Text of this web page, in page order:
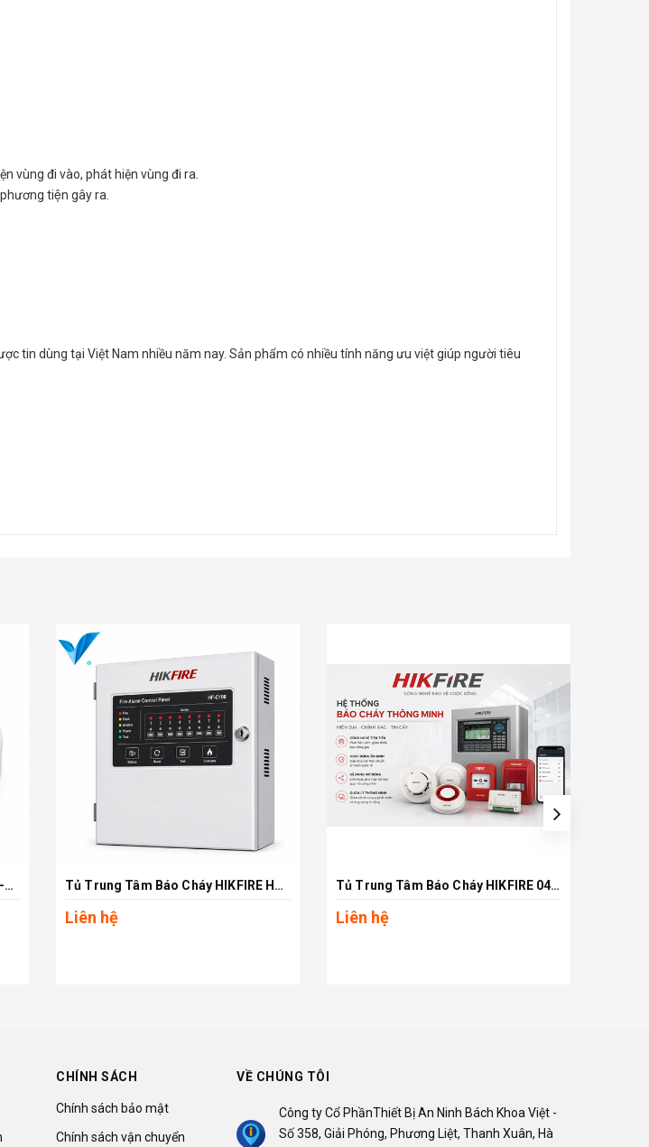
vùng đi vào, phát hiện vùng đi ra.
tiện gây ra.
tin dùng tại Việt Nam nhiều năm nay. Sản phẩm có nhiều tính năng ưu việt giúp người tiêu
Đầu Báo Nhiệt Thường HIKFIRE HF-CH1 Xem chi tiết Tủ Trung Tâm Báo Cháy HIKFIRE HF-C108
Liên hệ
Xem chi tiết Tủ Trung Tâm Báo Cháy HIKFIRE 04 Kênh HF-C014
Liên hệ
CHÍNH SÁCH
Chính sách bảo mật
Chính sách vận chuyển
VỀ CHÚNG TÔI
Công ty Cổ PhầnThiết Bị An Ninh Bách Khoa Việt -
Số 358, Giải Phóng, Phương Liệt, Thanh Xuân, Hà